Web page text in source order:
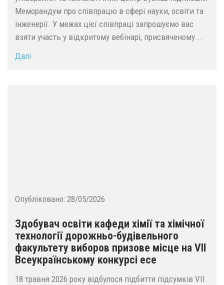
Меморандум про співпрацю в сфері науки, освіти та
інженерії. У межах цієї співпраці запрошуємо вас
взяти участь у відкритому вебінарі, присвяченому...
Далі
Опубліковано: 28/05/2026
Здобувач освіти кафеди хімії та хімічної
технології дорожньо-будівельного
факультету виборов призове місце на VII
Всеукраїнському конкурсі есе
18 травня 2026 року відбулося підбиття підсумків VII